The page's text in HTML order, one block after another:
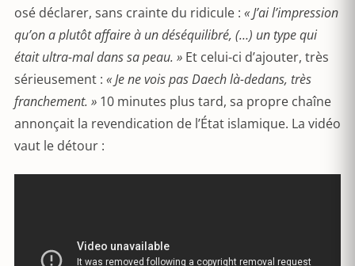
osé déclarer, sans crainte du ridicule : « J’ai l’impression
qu’on a plutôt affaire à un déséquilibré, (…) un type qui
était ultra-mal dans sa peau. » Et celui-ci d’ajouter, très
sérieusement : « Je ne vois pas Daech là-dedans, très
franchement. » 10 minutes plus tard, sa propre chaîne
annonçait la revendication de l’État islamique. La vidéo
vaut le détour :